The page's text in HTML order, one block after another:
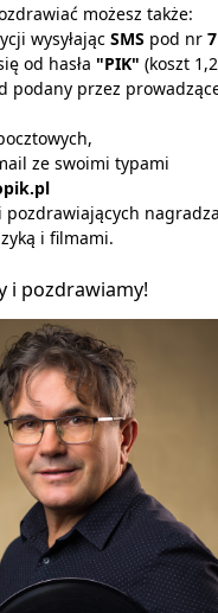
możesz także:
wysyłając SMS pod nr
od hasła "PIK" (koszt
podany przez
ze swoimi typami
pozdrawiających
i filmami.
i pozdrawiamy!